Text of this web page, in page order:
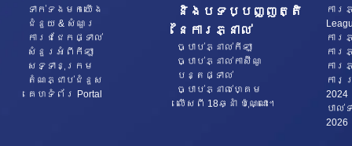
ទាក់ទង​មក​​យើង
ជំនួយ & សំណួរ
ការជជែកផ្ទាល់
សំនួរអំពីកីឡា
សទ្ទានុក្រម
តំណភ្ជាប់ជំនួស
គេហទំព័រ Portal
និងបទប្បញ្ញត្តិ
នៃការភ្នាល់
ច្បាប់ភ្នាល់កីឡា
ច្បាប់ភ្នាល់កាស៊ីណូ
បន្តផ្ទាល់
ច្បាប់ភ្នាល់ហ្គេម
លើសពី 18ឆ្នាំ ប៉ុណ្ណោះ។
ការ
ការ
ការ
ការ
ការ
2024
បាល់
2026